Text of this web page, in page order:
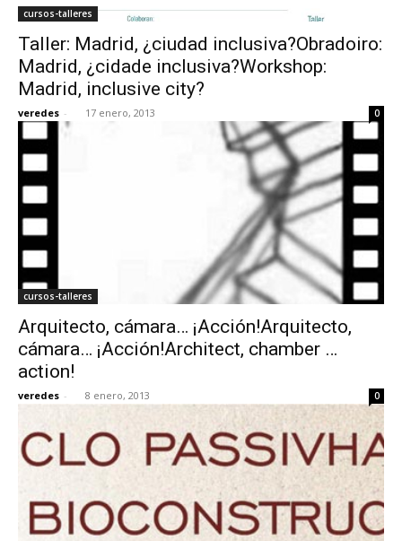
cursos-talleres
Taller: Madrid, ¿ciudad inclusiva?Obradoiro:
Madrid, ¿cidade inclusiva?Workshop:
Madrid, inclusive city?
veredes - 17 enero, 2013 0
cursos-talleres
Arquitecto, cámara… ¡Acción!Arquitecto,
cámara… ¡Acción!Architect, chamber …
action!
veredes - 8 enero, 2013 0